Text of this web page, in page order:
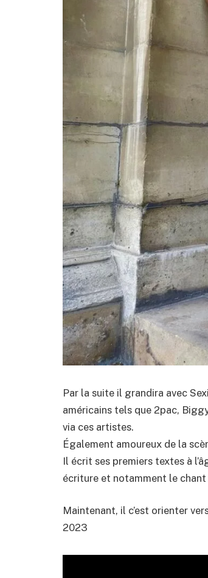
Par la suite il grandira avec
américains tels que 2pac,
via ces artistes.
Également amoureux de la
Il écrit ses premiers textes à
écriture et notamment le
Maintenant, il c’est orienter
2023